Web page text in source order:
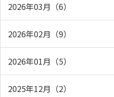
2026年03月（6）
2026年02月（9）
2026年01月（5）
2025年12月（2）